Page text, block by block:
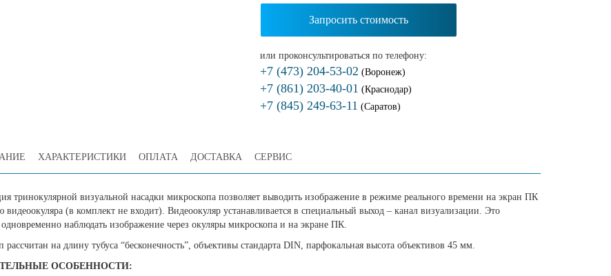
Запросить стоимость
или проконсультироваться по телефону:
+7 (473) 204-53-02 (Воронеж)
+7 (861) 203-40-01 (Краснодар)
+7 (845) 249-63-11 (Саратов)
ХАРАКТЕРИСТИКИ ОПЛАТА ДОСТАВКА СЕРВИС
тринокулярной визуальной насадки микроскопа позволяет выводить изображение в режиме реального времени на экран ПК
(в комплект не входит). Видеоокуляр устанавливается в специальный выход – канал визуализации. Это
одновременно наблюдать изображение через окуляры микроскопа и на экране ПК.
рассчитан на длину тубуса “бесконечность”, объективы стандарта DIN, парфокальная высота объективов 45 мм.
ОСОБЕННОСТИ: